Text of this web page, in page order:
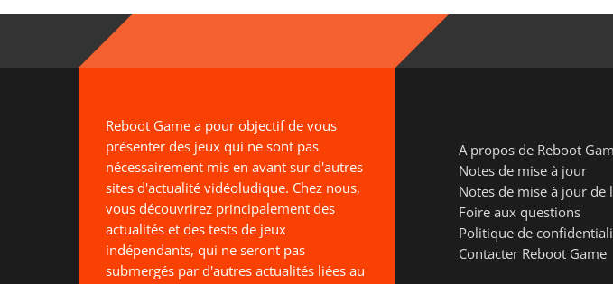
Reboot Game a pour objectif de vous
présenter des jeux qui ne sont pas
nécessairement mis en avant sur d'autres
sites d'actualité vidéoludique. Chez nous,
vous découvrirez principalement des
actualités et des tests de jeux
indépendants, qui ne seront pas
submergés par d'autres actualités liées au
A propos de Reboot
Notes de mise à jour
Notes de mise à jour de
Foire aux questions
Politique de
Contacter Reboot Game